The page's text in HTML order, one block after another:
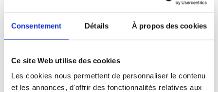
Consentement Détails À propos des cookies
Ce site Web utilise des cookies
Les cookies nous permettent de personnaliser le contenu
et les annonces, d'offrir des fonctionnalités relatives aux
candidat
Qualifications et diplômes :
Profil recherché :